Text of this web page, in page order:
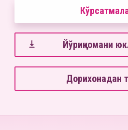
Йўриқномани
Дорихонадан